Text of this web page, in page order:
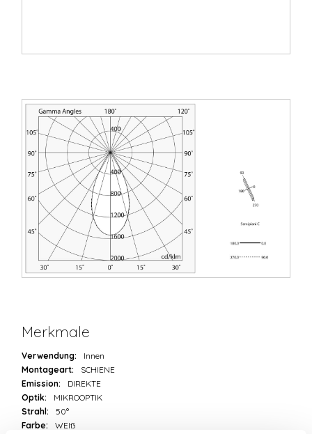
Merkmale
Verwendung:
Innen
Montageart:
SCHIENE
Emission:
DIREKTE
Optik:
MIKROOPTIK
Strahl:
50°
Farbe:
WEIß